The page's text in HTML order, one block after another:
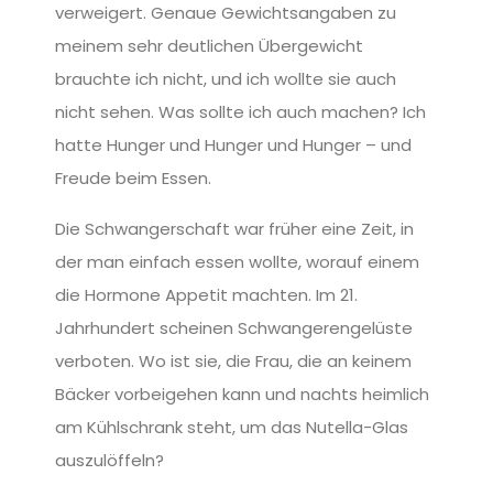
verweigert. Genaue Gewichtsangaben zu
meinem sehr deutlichen Übergewicht
brauchte ich nicht, und ich wollte sie auch
nicht sehen. Was sollte ich auch machen? Ich
hatte Hunger und Hunger und Hunger – und
Freude beim Essen.
Die Schwangerschaft war früher eine Zeit, in
der man einfach essen wollte, worauf einem
die Hormone Appetit machten. Im 21.
Jahrhundert scheinen Schwangerengelüste
verboten. Wo ist sie, die Frau, die an keinem
Bäcker vorbeigehen kann und nachts heimlich
am Kühlschrank steht, um das Nutella-Glas
auszulöffeln?